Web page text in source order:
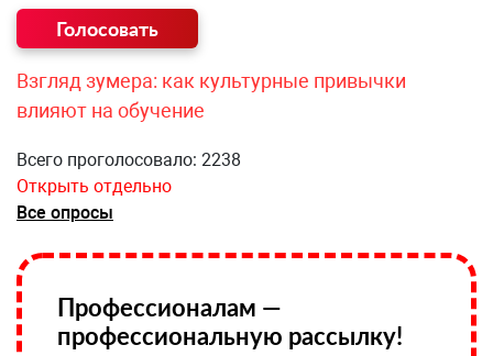
Взгляд зумера: как культурные привычки
влияют на обучение
Всего проголосовало: 2238
Открыть отдельно
Все опросы
Профессионалам —
профессиональную рассылку!